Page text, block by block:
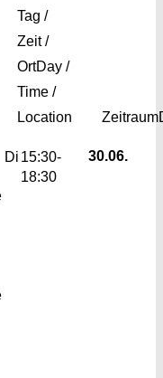
Tag /
Zeit /
OrtDay /
Time /
Location
Zeitraum
Di 15:30-
18:30
30.06.